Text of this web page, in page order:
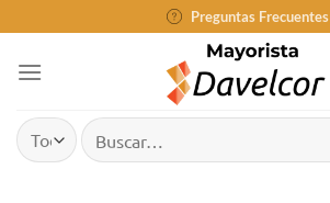
al
contenido
Preguntas Frecuentes
Buscar
por: